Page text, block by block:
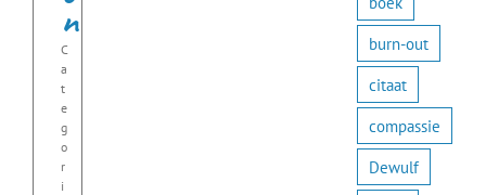
n
C
a
t
e
g
o
r
i
burn-out
citaat
compassie
Dewulf